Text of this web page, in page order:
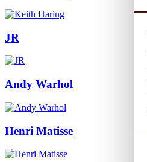
JR
Andy Warhol
Henri Matisse